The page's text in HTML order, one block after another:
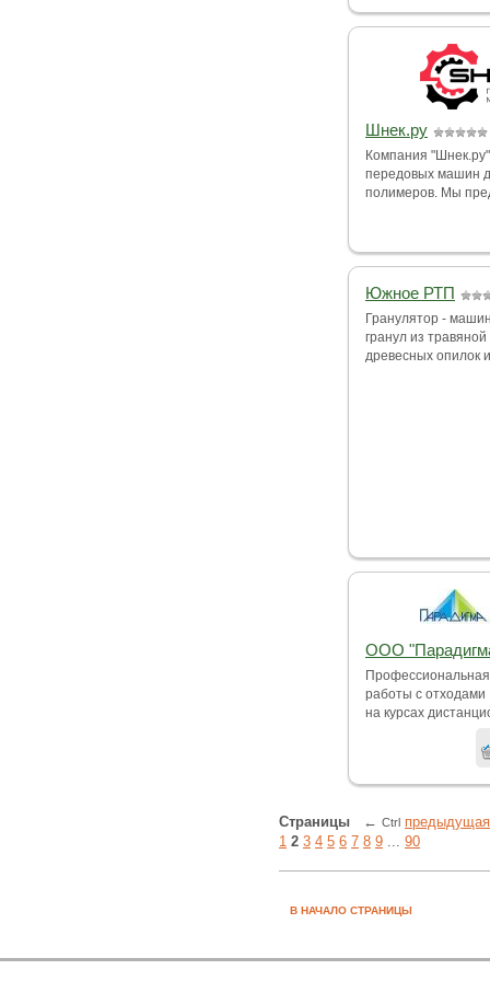
Шнек.ру
Компания
передовых машин
полимеров. Мы
Южное РТП
Гранулятор -
гранул из
древесных опилок
ООО
работы с отходами
на курсах
Страницы ← Ctrl предыдущая
1 2 3 4 5 6 7 8 9 ... 90
В НАЧАЛО СТРАНИЦЫ